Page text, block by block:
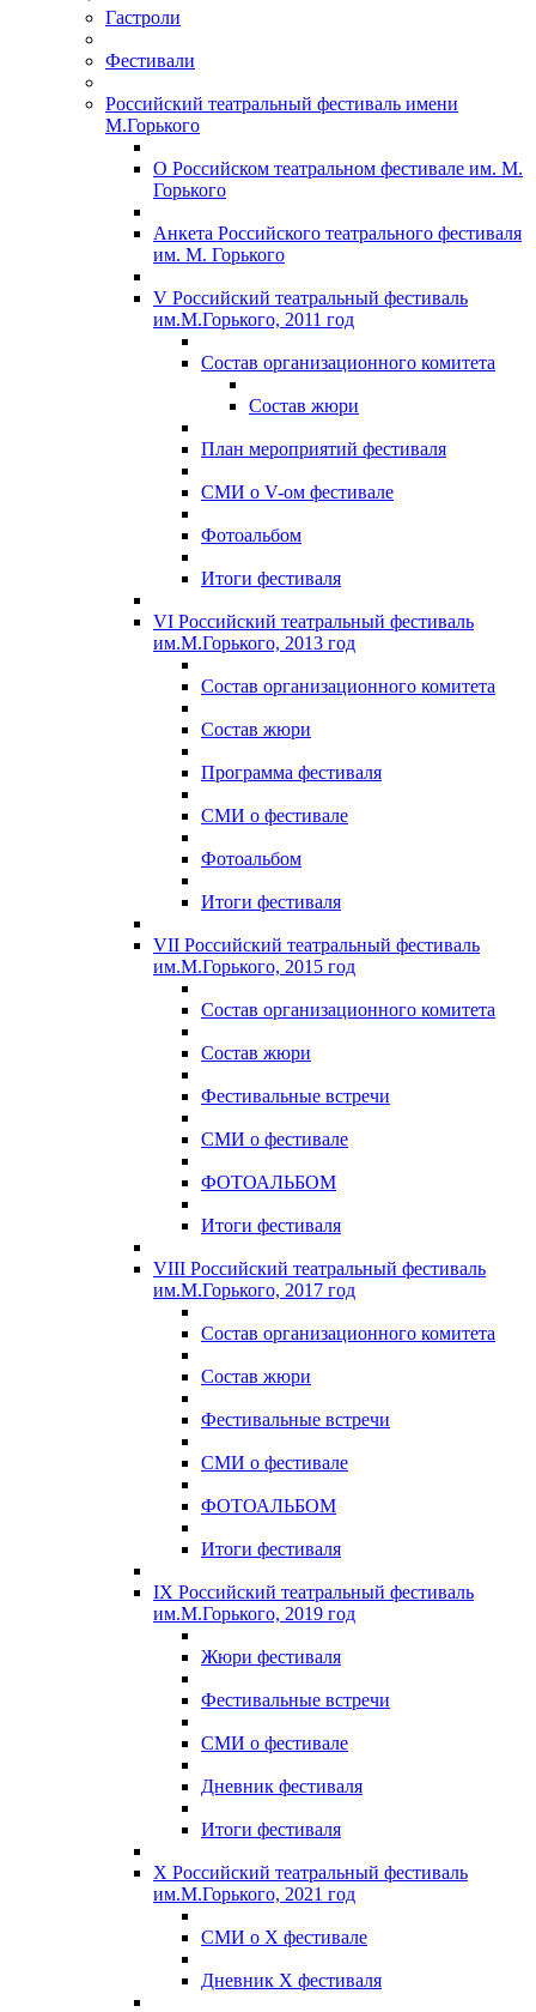
Гастроли
Фестивали
Российский театральный фестиваль имени
М.Горького
О Российском театральном фестивале им. М.
Горького
Анкета Российского театрального фестиваля
им. М. Горького
V Российский театральный фестиваль
им.М.Горького, 2011 год
Состав организационного комитета
Состав жюри
План мероприятий фестиваля
СМИ о V-ом фестивале
Фотоальбом
Итоги фестиваля
VI Российский театральный фестиваль
им.М.Горького, 2013 год
Состав организационного комитета
Состав жюри
Программа фестиваля
СМИ о фестивале
Фотоальбом
Итоги фестиваля
VII Российский театральный фестиваль
им.М.Горького, 2015 год
Состав организационного комитета
Состав жюри
Фестивальные встречи
СМИ о фестивале
ФОТОАЛЬБОМ
Итоги фестиваля
VIII Российский театральный фестиваль
им.М.Горького, 2017 год
Состав организационного комитета
Состав жюри
Фестивальные встречи
СМИ о фестивале
ФОТОАЛЬБОМ
Итоги фестиваля
IX Российский театральный фестиваль
им.М.Горького, 2019 год
Жюри фестиваля
Фестивальные встречи
СМИ о фестивале
Дневник фестиваля
Итоги фестиваля
X Российский театральный фестиваль
им.М.Горького, 2021 год
СМИ о X фестивале
Дневник X фестиваля